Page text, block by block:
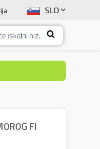
SLO
ENG
ITA
FI